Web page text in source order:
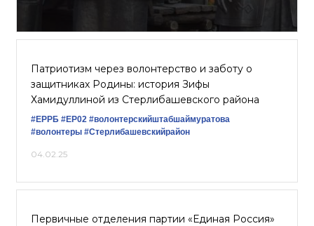
Патриотизм через волонтерство и заботу о
защитниках Родины: история Зифы
Хамидуллиной из Стерлибашевского района
#ЕРРБ #ЕР02 #волонтерскийштабшаймуратова
#волонтеры #Стерлибашевскийрайон
04.02.25
Первичные отделения партии «Единая Россия»